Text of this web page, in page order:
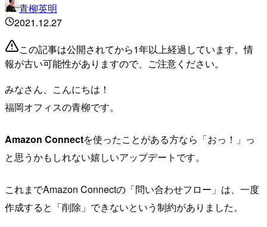
青柳英明
2021.12.27
この記事は公開されてから1年以上経過しています。情
報が古い可能性がありますので、ご注意ください。
みなさん、こんにちは！
福岡オフィスの青柳です。
Amazon Connectを使ったことがある方なら「おっ！」っ
と思うかもしれない嬉しいアップデートです。
これまでAmazon Connectの「問い合わせフロー」は、一度
作成すると「削除」できないという制約がありました。